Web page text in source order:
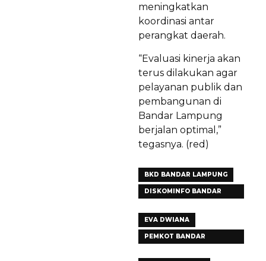
meningkatkan
koordinasi antar
perangkat daerah.
“Evaluasi kinerja akan
terus dilakukan agar
pelayanan publik dan
pembangunan di
Bandar Lampung
berjalan optimal,”
tegasnya. (red)
BKD BANDAR LAMPUNG
DISKOMINFO BANDAR
EVA DWIANA
PEMKOT BANDAR